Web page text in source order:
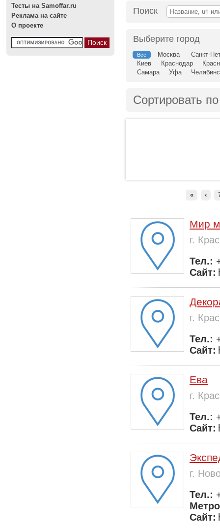
Тесты на Samoffar.ru
Реклама на сайте
О проекте
Поиск
Выберите город
Все Москва
Санкт-
Киев
Краснодар
Самара
Уфа
Сортировать по
« ‹
Мир
г.
Тел.:
Сайт:
г.
Тел.:
Сайт:
Ева
г.
Тел.:
Сайт:
г.
Тел.:
Сайт: